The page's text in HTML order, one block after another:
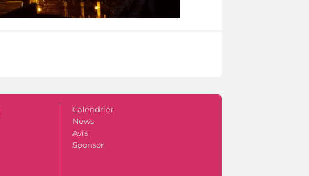
Calendrier
News
Avis
Sponsor